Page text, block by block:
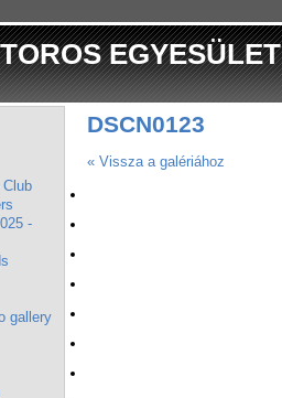
EGYESÜLET
-
gallery
DSCN0123
« Vissza a galériához